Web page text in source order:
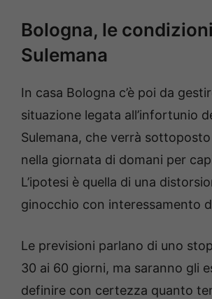
Bologna, le
Sulemana
In casa Bologna c’è poi da
situazione legata all’infortunio
Sulemana, che verrà
nella giornata di domani per
L’ipotesi è quella di una
ginocchio con interessamento
Le previsioni parlano di uno
30 ai 60 giorni, ma saranno gli
definire con certezza quanto